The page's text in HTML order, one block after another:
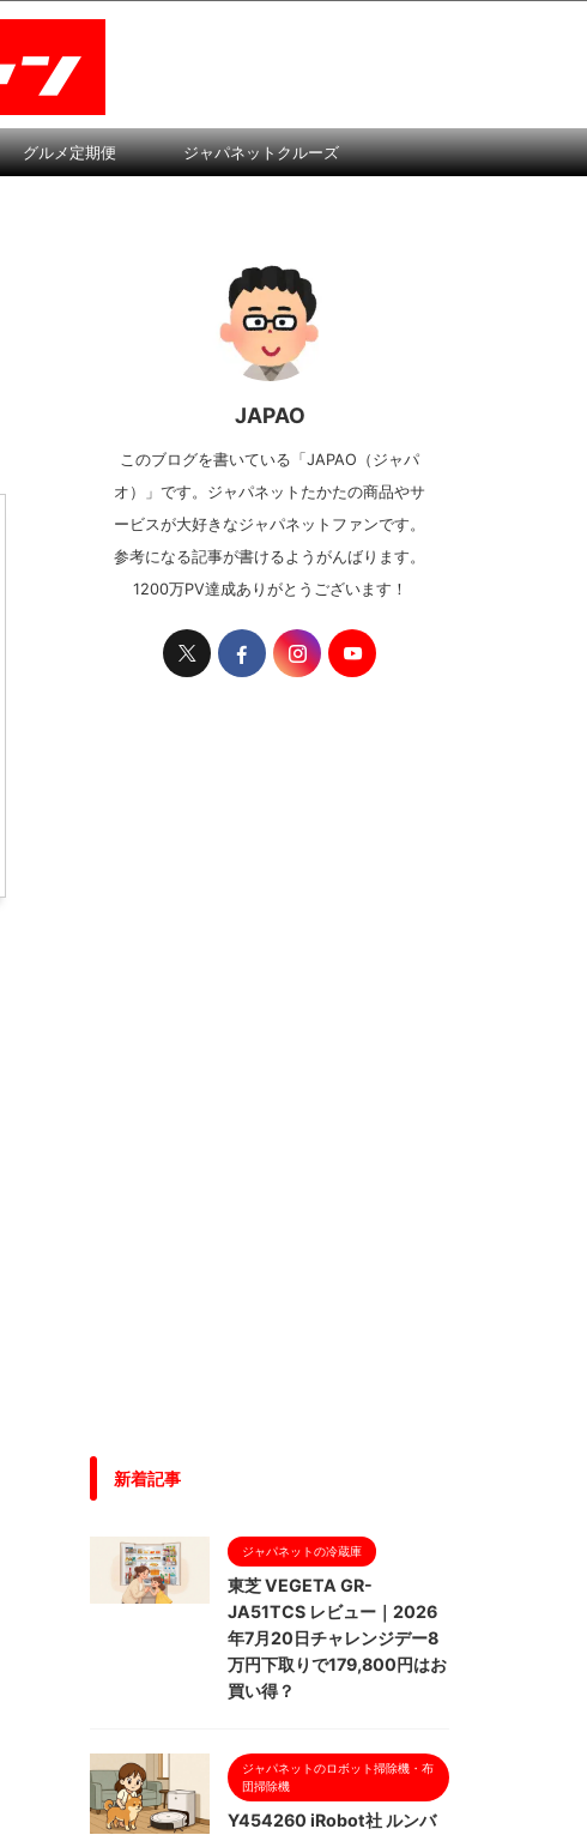
グルメ定期便 ジャパネットクルーズ
JAPAO
このブログを書いている「JAPAO（ジャパ
オ）」です。ジャパネットたかたの商品やサ
ービスが大好きなジャパネットファンです。
参考になる記事が書けるようがんばります。
1200万PV達成ありがとうございます！
新着記事
ジャパネットの冷蔵庫
東芝 VEGETA GR-
JA51TCS レビュー｜2026
年7月20日チャレンジデー8
万円下取りで179,800円はお
買い得？
ジャパネットのロボット掃除機・布
団掃除機
Y454260 iRobot社 ルンバ